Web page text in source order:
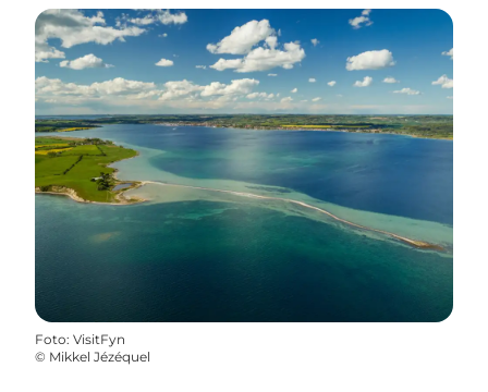
Foto: VisitFyn
© Mikkel Jézéquel